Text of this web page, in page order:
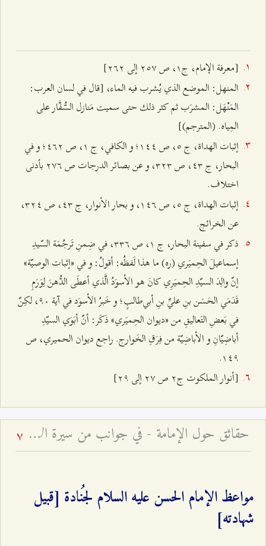
[معرفة الإمام، ج‌۱، ص ٢٥۷ إلى ٢٦٢]
المنهل: الموضع الذي يُشرب فيه الماء، [قال في لسان العرب:
المَنْهَل: المشرَب ثم كثر ذلك حتى سميت مَنازل السُّفَّار على
المِياه‌. (المترجم)]
إثبات الهداة، ج ٥، ص ۱٤٤؛ و الكافي، ج ۱، ص ٤٦٢؛ و في
البحار، ج ٤٣، ص ٣٢٣، و عن بصائر الدرجات ص ٢۷٦ بأدنى
اختلاف.
إثبات الهداة، ج ٥، ص ۱٤٦، و بحار الأنوار، ج ٤٣، ص ٣٢٤،
عن الخرائج.
ذكر في سفينة البحار، ج ۱، ص ٣٣٦، في ضِمنِ تَرجُمَة السّيدِ
إسماعيلَ الحِميَري (ره) ما هذا لَفظُه: أقولُ: و في «إثبات الوصيّة»
إنّ والِدَ السيّدِ الحِميَرِي كانَ هو الأسوَدُ الَّذي أعطَى الدُّهنَ لِوَرَمِ
قَدَمَي الحَسَن بنِ عليِّ بنِ أبي‌طالبٍ؛ و خَبرُ الأسوَد في آية ٩۰، لكِنّ
في بَعضِ التَعاليقِ من «ديوان الحِميَري» ذَكَر: أنّ أبَوَي السيّدِ
أباضِيّانِ و الأباضِيّة من فِرَقِ الخَوارج. راجع ديوان الحميري، ص
۱٤٩.
[أنوار الملكوت ج٢ ص ٢۷ إلى ٢٩]
حقائق حول الإمامة - في جوانب من سيرة الإمام المجتبى وأحداث شهادته 7
مواعظ الإمام الحسن عليه السلام لجُنادة [قبيل
شهادته]